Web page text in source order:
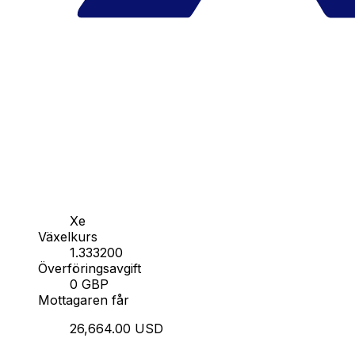
Xe
Växelkurs
1.333200
Överföringsavgift
0 GBP
Mottagaren får
26,664.00 USD